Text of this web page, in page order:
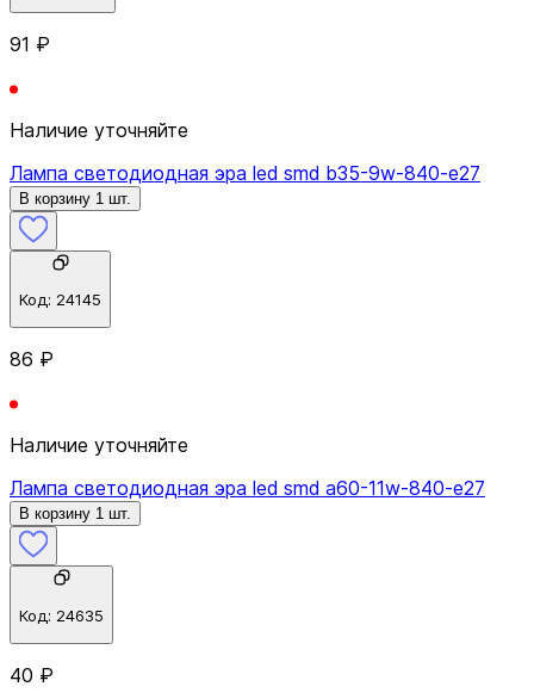
91 ₽
Наличие уточняйте
Лампа светодиодная эра led smd b35-9w-840-e27
В корзину 1 шт.
Код: 24145
86 ₽
Наличие уточняйте
Лампа светодиодная эра led smd a60-11w-840-e27
В корзину 1 шт.
Код: 24635
40 ₽